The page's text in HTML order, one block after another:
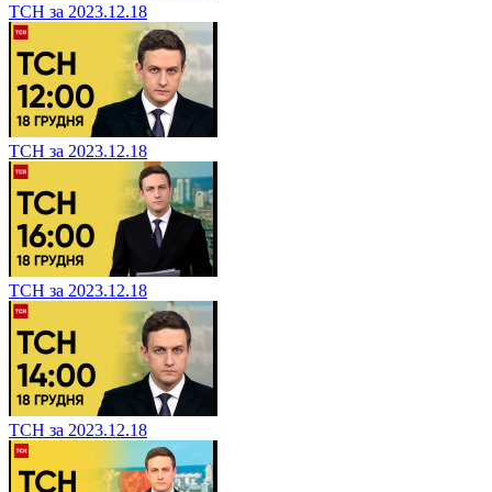
ТСН за 2023.12.18
ТСН за 2023.12.18
ТСН за 2023.12.18
ТСН за 2023.12.18